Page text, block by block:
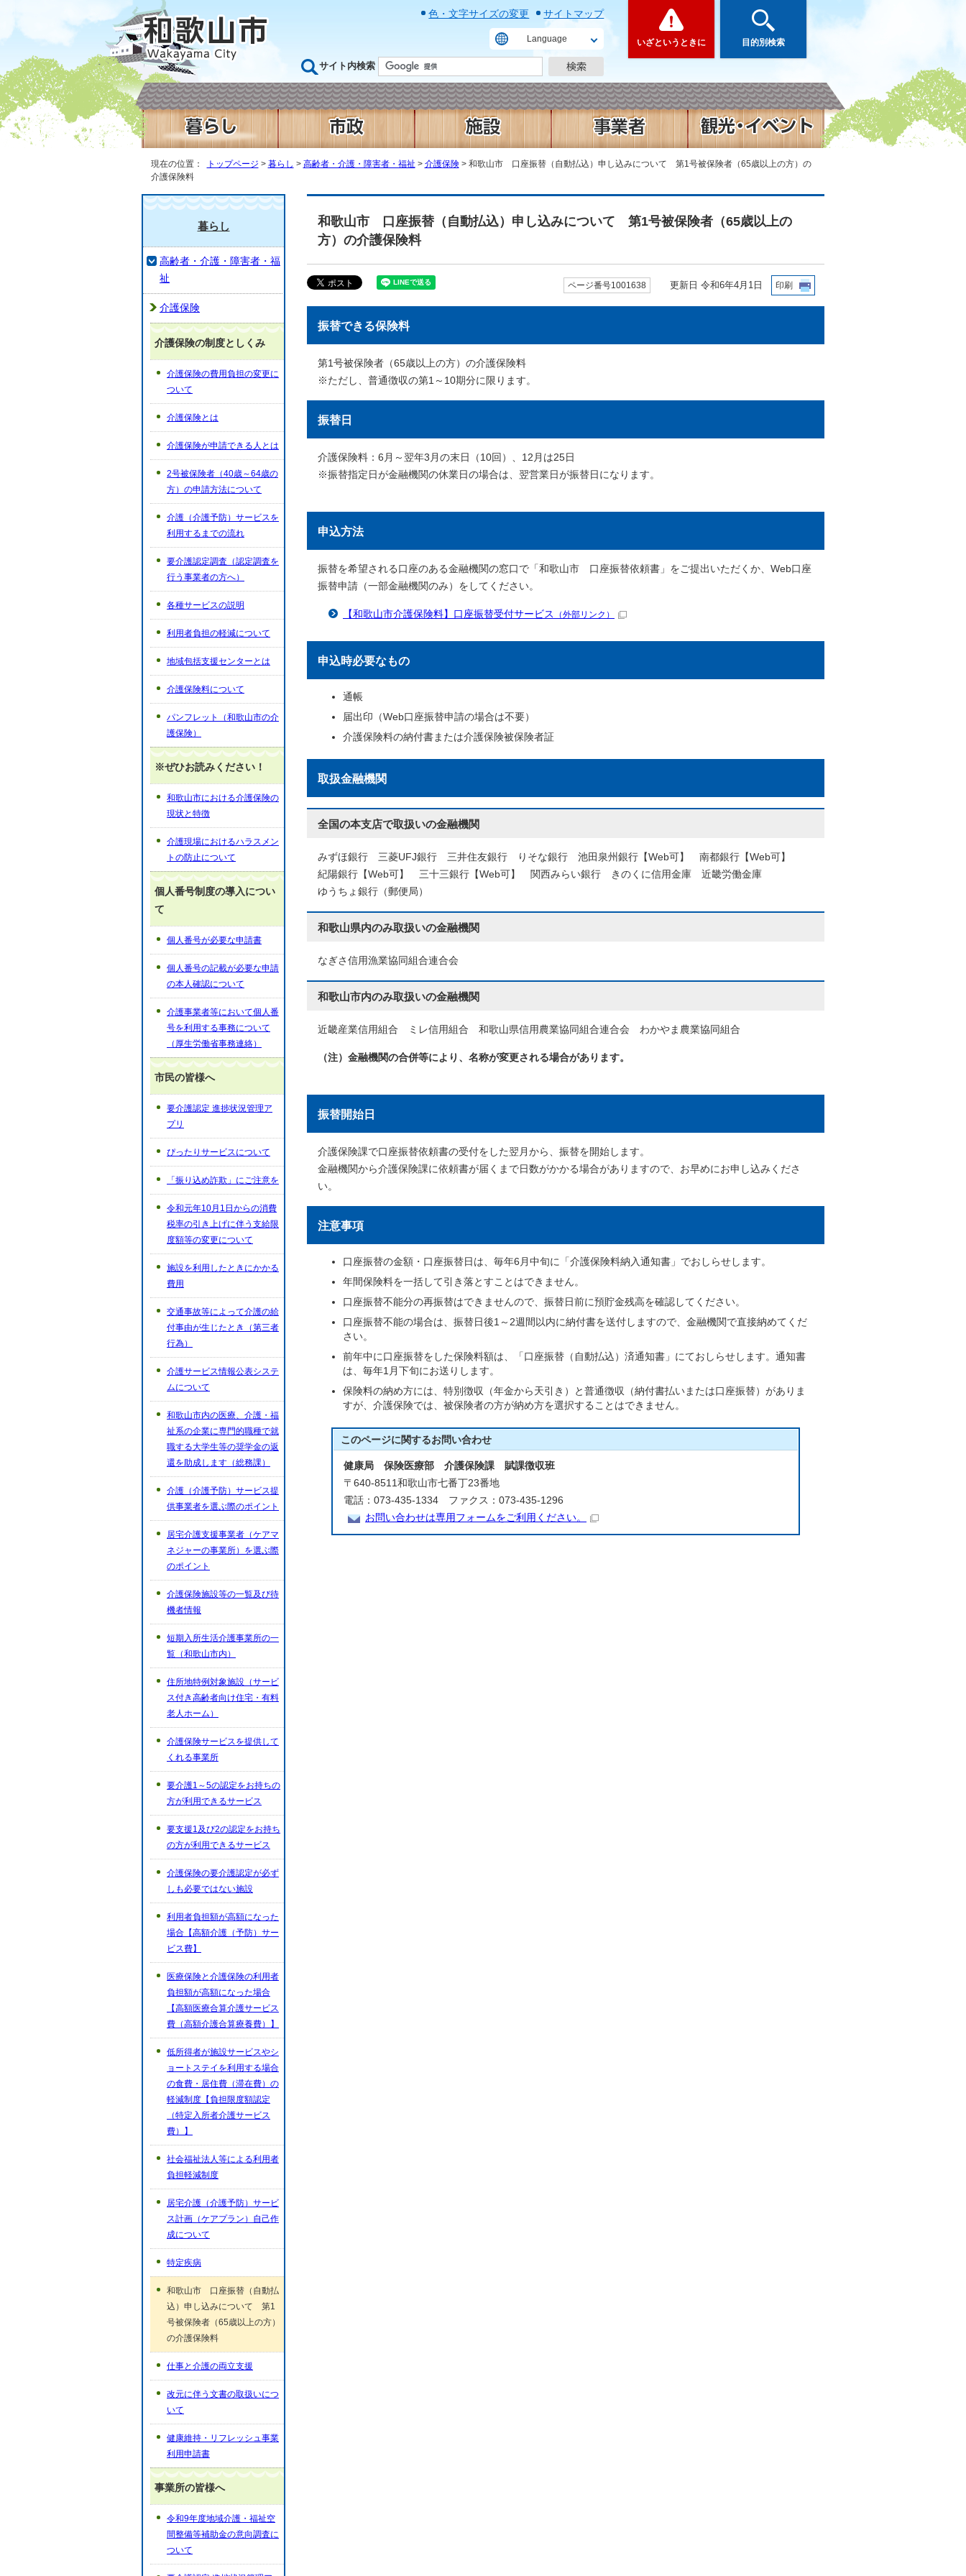
色・文字サイズの変更 サイトマップ
Language
サイト内検索
いざというときに 目的別検索
現在の位置： トップページ > 暮らし > 高齢者・介護・障害者・福祉 > 介護保険> 和歌山市 口座振替（自動払込）申し込みについて 第1号被保険者（65歳以上の方）の
介護保険料
和歌山市 口座振替（自動払込）申し込みについて 第1号被保険者（65歳以上の
方）の介護保険料
ページ番号1001638 更新日 令和6年4月1日 印刷
振替できる保険料
第1号被保険者（65歳以上の方）の介護保険料
※ただし、普通徴収の第1～10期分に限ります。
振替日
介護保険料：6月～翌年3月の末日（10回）、12月は25日
※振替指定日が金融機関の休業日の場合は、翌営業日が振替日になります。
申込方法
振替を希望される口座のある金融機関の窓口で「和歌山市 口座振替依頼書」をご提出いただくか、Web口座
振替申請（一部金融機関のみ）をしてください。
【和歌山市介護保険料】口座振替受付サービス （外部リンク）
申込時必要なもの
通帳
届出印（Web口座振替申請の場合は不要）
介護保険料の納付書または介護保険被保険者証
取扱金融機関
全国の本支店で取扱いの金融機関
みずほ銀行 三菱UFJ銀行 三井住友銀行 りそな銀行 池田泉州銀行【Web可】 南都銀行【Web可】
紀陽銀行【Web可】 三十三銀行【Web可】 関西みらい銀行 きのくに信用金庫 近畿労働金庫
ゆうちょ銀行（郵便局）
和歌山県内のみ取扱いの金融機関
なぎさ信用漁業協同組合連合会
和歌山市内のみ取扱いの金融機関
近畿産業信用組合 ミレ信用組合 和歌山県信用農業協同組合連合会 わかやま農業協同組合
（注）金融機関の合併等により、名称が変更される場合があります。
振替開始日
介護保険課で口座振替依頼書の受付をした翌月から、振替を開始します。
金融機関から介護保険課に依頼書が届くまで日数がかかる場合がありますので、お早めにお申し込みくださ
い。
注意事項
口座振替の金額・口座振替日は、毎年6月中旬に「介護保険料納入通知書」でおしらせします。
年間保険料を一括して引き落とすことはできません。
口座振替不能分の再振替はできませんので、振替日前に預貯金残高を確認してください。
口座振替不能の場合は、振替日後1～2週間以内に納付書を送付しますので、金融機関で直接納めてくだ
さい。
前年中に口座振替をした保険料額は、「口座振替（自動払込）済通知書」にておしらせします。通知書
は、毎年1月下旬にお送りします。
保険料の納め方には、特別徴収（年金から天引き）と普通徴収（納付書払いまたは口座振替）がありま
すが、介護保険では、被保険者の方が納め方を選択することはできません。
このページに関するお問い合わせ
健康局 保険医療部 介護保険課 賦課徴収班
〒640-8511和歌山市七番丁23番地
電話：073-435-1334 ファクス：073-435-1296
お問い合わせは専用フォームをご利用ください。
暮らし
高齢者・介護・障害者・福
祉
介護保険
介護保険の制度としくみ
介護保険の費用負担の変更に
ついて
介護保険とは
介護保険が申請できる人とは
2号被保険者（40歳～64歳の
方）の申請方法について
介護（介護予防）サービスを
利用するまでの流れ
要介護認定調査（認定調査を
行う事業者の方へ）
各種サービスの説明
利用者負担の軽減について
地域包括支援センターとは
介護保険料について
パンフレット（和歌山市の介
護保険）
※ぜひお読みください！
和歌山市における介護保険の
現状と特徴
介護現場におけるハラスメン
トの防止について
個人番号制度の導入につい
て
個人番号が必要な申請書
個人番号の記載が必要な申請
の本人確認について
介護事業者等において個人番
号を利用する事務について
（厚生労働省事務連絡）
市民の皆様へ
要介護認定 進捗状況管理ア
プリ
ぴったりサービスについて
「振り込め詐欺」にご注意を
令和元年10月1日からの消費
税率の引き上げに伴う支給限
度額等の変更について
施設を利用したときにかかる
費用
交通事故等によって介護の給
付事由が生じたとき（第三者
行為）
介護サービス情報公表システ
ムについて
和歌山市内の医療、介護・福
祉系の企業に専門的職種で就
職する大学生等の奨学金の返
還を助成します（総務課）
介護（介護予防）サービス提
供事業者を選ぶ際のポイント
居宅介護支援事業者（ケアマ
ネジャーの事業所）を選ぶ際
のポイント
介護保険施設等の一覧及び待
機者情報
短期入所生活介護事業所の一
覧（和歌山市内）
住所地特例対象施設（サービ
ス付き高齢者向け住宅・有料
老人ホーム）
介護保険サービスを提供して
くれる事業所
要介護1～5の認定をお持ちの
方が利用できるサービス
要支援1及び2の認定をお持ち
の方が利用できるサービス
介護保険の要介護認定が必ず
しも必要ではない施設
利用者負担額が高額になった
場合【高額介護（予防）サー
ビス費】
医療保険と介護保険の利用者
負担額が高額になった場合
【高額医療合算介護サービス
費（高額介護合算療養費）】
低所得者が施設サービスやシ
ョートステイを利用する場合
の食費・居住費（滞在費）の
軽減制度【負担限度額認定
（特定入所者介護サービス
費）】
社会福祉法人等による利用者
負担軽減制度
居宅介護（介護予防）サービ
ス計画（ケアプラン）自己作
成について
特定疾病
和歌山市 口座振替（自動払
込）申し込みについて 第1
号被保険者（65歳以上の方）
の介護保険料
仕事と介護の両立支援
改元に伴う文書の取扱いにつ
いて
健康維持・リフレッシュ事業
利用申請書
事業所の皆様へ
令和9年度地域介護・福祉空
間整備等補助金の意向調査に
ついて